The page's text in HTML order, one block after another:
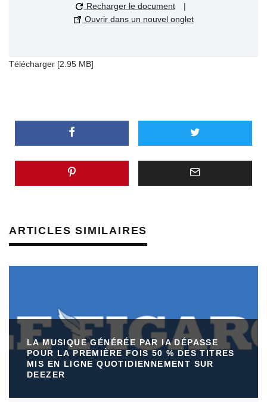
Recharger le document
|
Ouvrir dans un nouvel onglet
Télécharger [2.95 MB]
ARTICLES SIMILAIRES
LA MUSIQUE GÉNÉRÉE PAR IA DÉPASSE
POUR LA PREMIÈRE FOIS 50 % DES TITRES
MIS EN LIGNE QUOTIDIENNEMENT SUR
DEEZER